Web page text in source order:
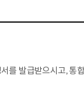
를 발급받으시고, 통